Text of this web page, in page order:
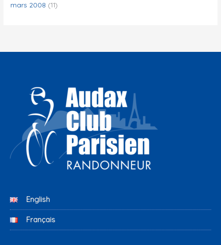
mars 2008 (11)
English
Français